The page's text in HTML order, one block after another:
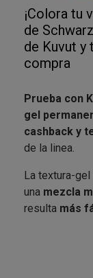
¡Colora tu
de
de Kuvut y
compra
Prueba con
gel
cashback y
de la linea.
La textura-gel
una mezcla
resulta más
compacta y